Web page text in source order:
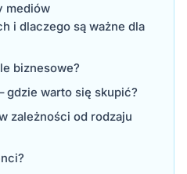
mediów
i dlaczego są ważne dla
biznesowe?
gdzie warto się skupić?
zależności od rodzaju